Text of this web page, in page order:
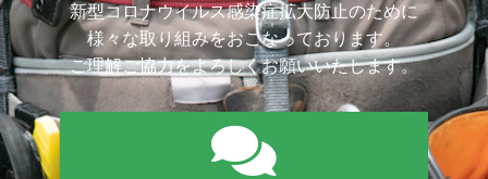
新型コロナウイルス感染症拡大防止のために
様々な取り組みをおこなっております。
ご理解ご協力をよろしくお願いいたします。